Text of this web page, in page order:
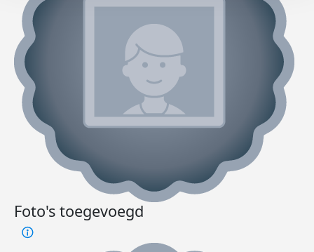
Foto's toegevoegd